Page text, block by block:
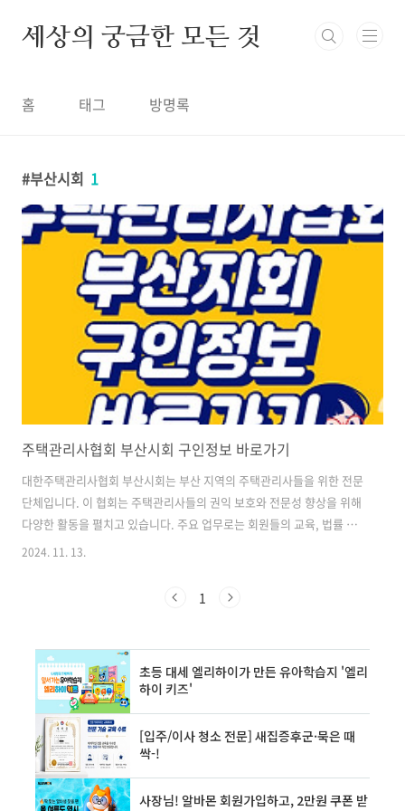
세상의 궁금한 모든 것
홈 태그 방명록
부산시회 1
주택관리사협회 부산시회 구인정보 바로가기
대한주택관리사협회 부산시회는 부산 지역의 주택관리사들을 위한 전문
단체입니다. 이 협회는 주택관리사들의 권익 보호와 전문성 향상을 위해
다양한 활동을 펼치고 있습니다. 주요 업무로는 회원들의 교육, 법률 자
문, 업무 지원 등이 있으며, 특히 구인구직 정보 제공을 통해 회원들의 취
와 관련된 다양한 정보를 제공하며, 회원들 간의 네트워크 형성에도 큰
고 있습니다. 협회의 구성은 회장을 중심으로 한 임원진과 각 부서별 담
당자들로 이루어져 있으며, 정기적인 회의와 행사를 통해 회원들의 의견
을 수렴하고..
2024. 11. 13.
1